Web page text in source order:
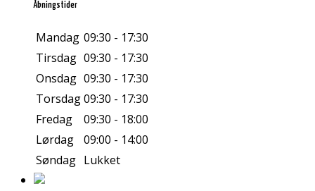
Åbningstider
Mandag 09:30 - 17:30
Tirsdag 09:30 - 17:30
Onsdag 09:30 - 17:30
Torsdag09:30 - 17:30
Fredag
09:30 - 18:00
Lørdag
09:00 - 14:00
Søndag Lukket